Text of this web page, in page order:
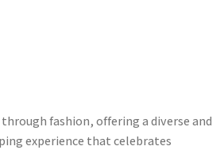
fashion, offering a diverse and
experience that celebrates